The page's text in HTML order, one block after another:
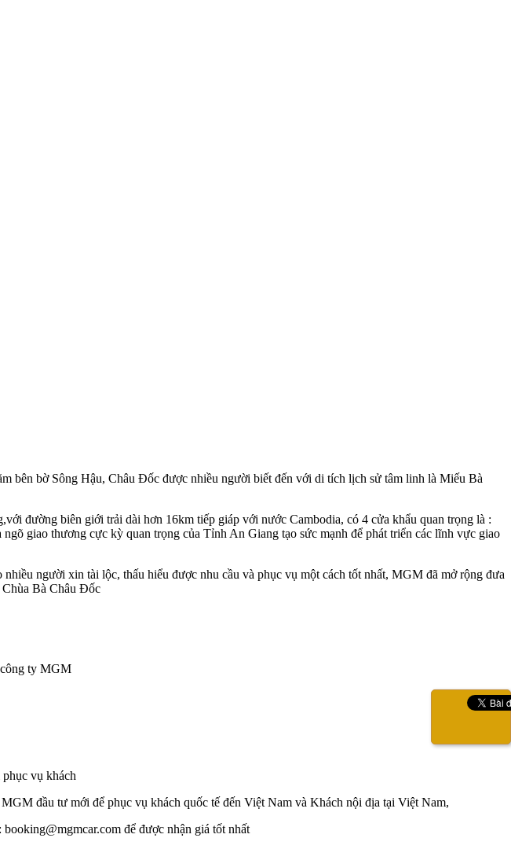
bên bờ Sông Hậu, Châu Đốc được nhiều người biết đến với di tích lịch sử tâm linh là Miếu Bà
đường biên giới trải dài hơn 16km tiếp giáp với nước Cambodia, có 4 cửa khẩu quan trọng là :
giao thương cực kỳ quan trọng của Tỉnh An Giang tạo sức mạnh để phát triển các lĩnh vực giao
người xin tài lộc, thấu hiểu được nhu cầu và phục vụ một cách tốt nhất, MGM đã mở rộng đưa
Chùa Bà Châu Đốc
ty MGM
vụ khách
đầu tư mới để phục vụ khách quốc tế đến Việt Nam và Khách nội địa tại Việt Nam,
để được nhận giá tốt nhất